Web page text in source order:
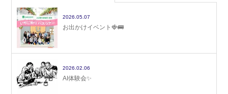
2026.05.07
お出かけイベント🍓🚌
2026.02.06
AI体験会✨